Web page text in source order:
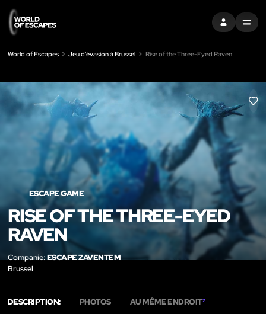
S'INSCRIREMENU
World of Escapes Jeu d'évasion à Brussel Rise of the Three-Eyed Raven
LIKE
ESCAPE GAME
RISE OF THE THREE-EYED
RAVEN
Companie:ESCAPE ZAVENTEM
Brussel
DESCRIPTION: PHOTOS AU MÊME ENDROIT2